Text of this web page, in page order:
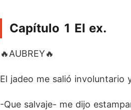
Capítulo 1 El ex.
🔥AUBREY🔥
El jadeo me salió involuntario
-Que salvaje- me dijo